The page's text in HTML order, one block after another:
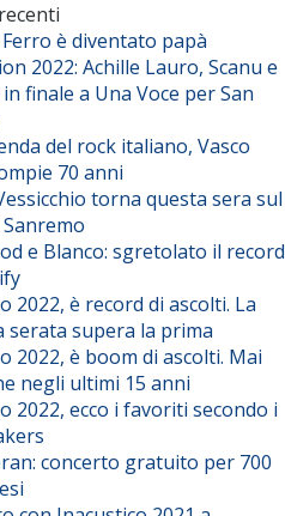
è diventato papà
2022: Achille Lauro, Scanu e
finale a Una Voce per San
del rock italiano, Vasco
70 anni
torna questa sera sul
e Blanco: sgretolato il record
2022, è record di ascolti. La
serata supera la prima
2022, è boom di ascolti. Mai
negli ultimi 15 anni
2022, ecco i favoriti secondo i
concerto gratuito per 700